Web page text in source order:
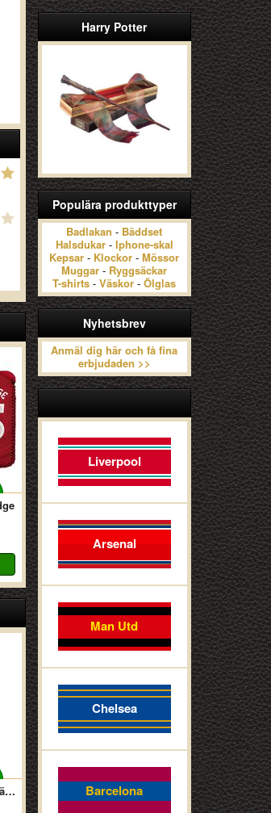
Harry Potter
Populära produkttyper
Badlakan - Bäddset
Halsdukar- Iphone-skal
Kepsar - Klockor - Mössor
Muggar - Ryggsäckar
T-shirts - Väskor - Ölglas
Nyhetsbrev
Anmäl dig här och få fina
erbjudaden >>
Liverpool
Arsenal
Man Utd
Chelsea
Barcelona
LFC Ring Med Svart Inlägg